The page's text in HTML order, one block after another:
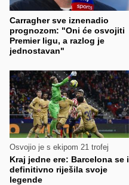
Carragher sve iznenadio
prognozom: "Oni će osvojiti
Premier ligu, a razlog je
jednostavan"
Osvojio je s ekipom 21 trofej
Kraj jedne ere: Barcelona se i
definitivno riješila svoje
legende